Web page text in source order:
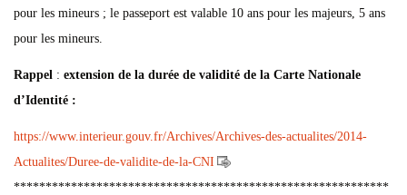
pour les mineurs ; le passeport est valable 10 ans pour les majeurs, 5 ans
pour les mineurs.
Rappel : extension de la durée de validité de la Carte Nationale
d’Identité :
https://www.interieur.gouv.fr/Archives/Archives-des-actualites/2014-
Actualites/Duree-de-validite-de-la-CNI
***********************************************************